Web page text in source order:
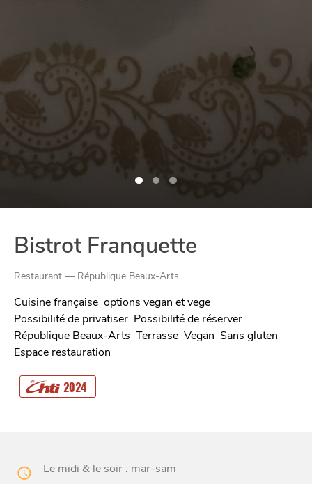
Bistrot Franquette
Restaurant — République Beaux-Arts
Cuisine française options vegan et vege
Possibilité de privatiser Possibilité de réserver
République Beaux-Arts Terrasse Vegan Sans gluten
Espace restauration
2024
Le midi & le soir : mar-sam